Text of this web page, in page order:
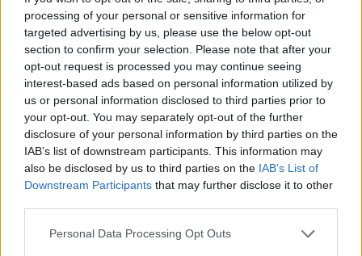
processing of your personal or sensitive information for
targeted advertising by us, please use the below opt-out
section to confirm your selection. Please note that after your
opt-out request is processed you may continue seeing
interest-based ads based on personal information utilized by
us or personal information disclosed to third parties prior to
your opt-out. You may separately opt-out of the further
disclosure of your personal information by third parties on the
IAB’s list of downstream participants. This information may
also be disclosed by us to third parties on the IAB’s List of
Downstream Participants that may further disclose it to other
Personal Data Processing Opt Outs
Aukció neve: 118. Mike Portobello árverés
Aukció dátuma: 2023.10.08
Aukció ideje: 18:00
https://aukcio.net
Tételszám: 11
Eladó adatai
Cím: Vízkeleti Lívia